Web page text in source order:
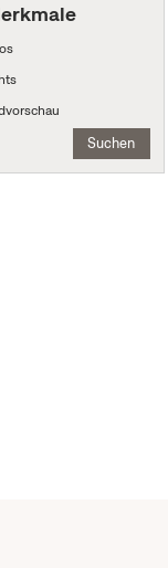
Suchen